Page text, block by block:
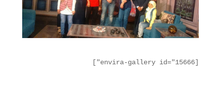
[envira-gallery id="15666"]